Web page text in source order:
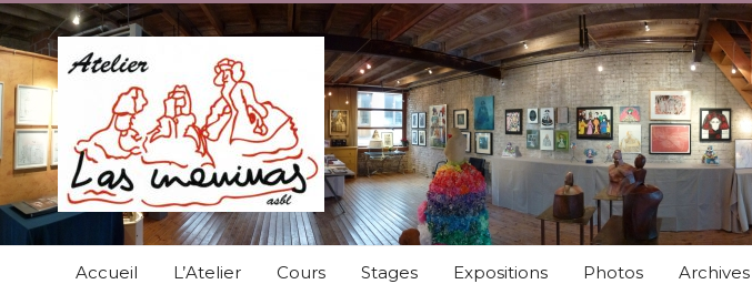
Accueil L’Atelier Cours Stages Expositions Photos Archives